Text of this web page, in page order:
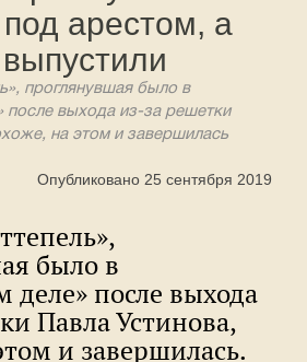
арестом, а
проглянувшая было в
после выхода из-за решетки
на этом и завершилась
Опубликовано 25 сентября 2019
было в
деле» после выхода
Павла Устинова,
и завершилась.